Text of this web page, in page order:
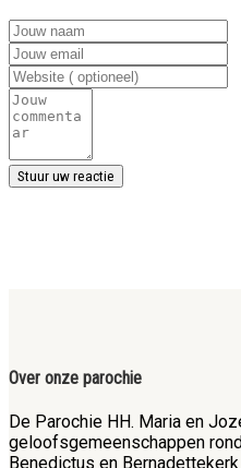
Over onze parochie
De Parochie HH. Maria en
geloofsgemeenschappen
Benedictus en